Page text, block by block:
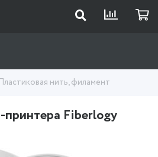
нить, филамент
принтера Fiberlogy